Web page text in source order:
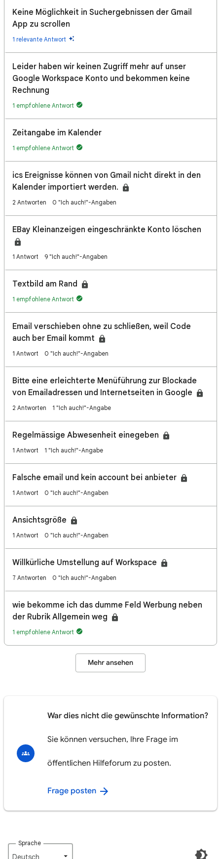
Keine Möglichkeit in Suchergebnissen der Gmail
App zu scrollen
1 relevante Antwort
Leider haben wir keinen Zugriff mehr auf unser
Google Workspace Konto und bekommen keine
Rechnung
1 empfohlene Antwort
Zeitangabe im Kalender
1 empfohlene Antwort
ics Ereignisse können von Gmail nicht direkt in den
Kalender importiert werden.
2 Antworten 0 "Ich auch!"-Angaben
EBay Kleinanzeigen eingeschränkte Konto löschen
1 Antwort 9 "Ich auch!"-Angaben
Textbild am Rand
1 empfohlene Antwort
Email verschieben ohne zu schließen, weil Code
auch ber Email kommt
1 Antwort 0 "Ich auch!"-Angaben
Bitte eine erleichterte Menüführung zur Blockade
von Emailadressen und Internetseiten in Google
2 Antworten 1 "Ich auch!"-Angabe
Regelmässige Abwesenheit einegeben
1 Antwort 1 "Ich auch!"-Angabe
Falsche email und kein account bei anbieter
1 Antwort 0 "Ich auch!"-Angaben
Ansichtsgröße
1 Antwort 0 "Ich auch!"-Angaben
Willkürliche Umstellung auf Workspace
7 Antworten 0 "Ich auch!"-Angaben
wie bekomme ich das dumme Feld Werbung neben
der Rubrik Allgemein weg
1 empfohlene Antwort
Mehr ansehen
War dies nicht die gewünschte Information?
Sie können versuchen, Ihre Frage im
öffentlichen Hilfeforum zu posten.
Frage posten
Sprache
Deutsch‎